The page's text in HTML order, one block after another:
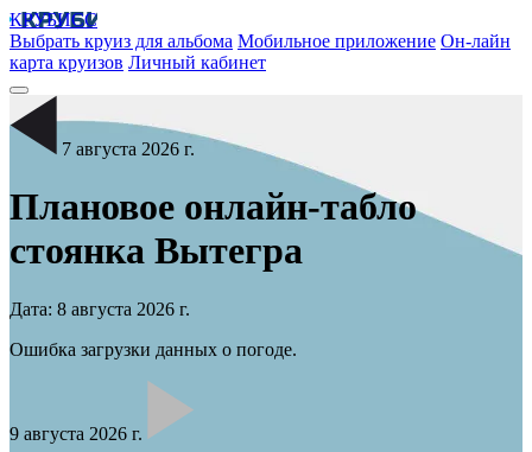
КРУБИСС
Выбрать круиз для альбома Мобильное приложение Он-лайн
карта круизов Личный кабинет
7 августа 2026 г.
Плановое онлайн-табло
стоянка Вытегра
Дата: 8 августа 2026 г.
Ошибка загрузки данных о погоде.
9 августа 2026 г.